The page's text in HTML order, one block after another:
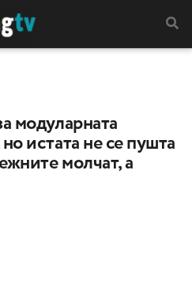
модуларната
истата не се пушта
молчат, а